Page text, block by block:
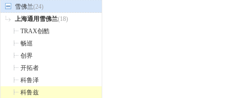
雪佛兰(24)
上海通用雪佛兰(18)
TRAX创酷
畅巡
创界
开拓者
科鲁泽
科鲁兹